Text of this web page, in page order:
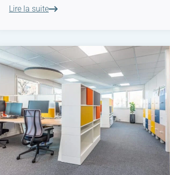
Lire la suite